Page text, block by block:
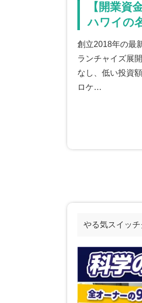
【開業資
ハワイの
創立2018年の最
ランチャイズ展
なし、低い投資
ロケ…
やる気スイッ